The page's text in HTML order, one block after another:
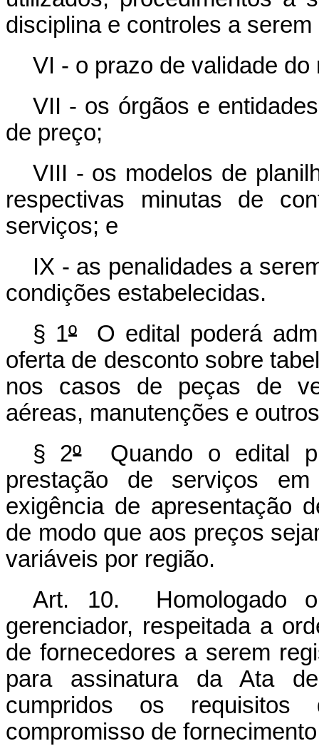
disciplina e controles a serem
VI - o prazo de validade
VII - os órgãos e
de preço;
VIII - os modelos de
respectivas minutas de
serviços; e
IX - as penalidades a
condições estabelecidas.
§ 1ºO edital poderá
oferta de desconto sobre
nos casos de peças de
aéreas, manutenções e
§ 2ºQuando o edital
prestação de serviços
exigência de apresentação
de modo que aos preços
variáveis por região.
Art. 10. Homologado
gerenciador, respeitada a
de fornecedores a serem
para assinatura da Ata
cumpridos os
compromisso de